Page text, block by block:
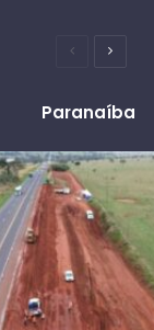
PáginaPróxima
Paranaíba